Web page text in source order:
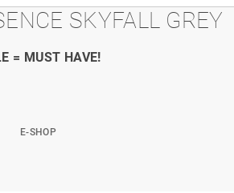
SKYFALL GREY
= MUST HAVE!
E-SHOP